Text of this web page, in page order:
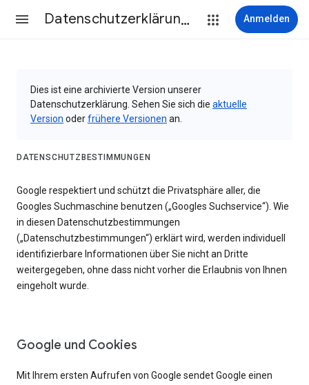
Datenschutzerklärung & Nutzungsbedingungen Anmelden
Dies ist eine archivierte Version unserer
Datenschutzerklärung. Sehen Sie sich die aktuelle
Version oderfrühere Versionen an.
DATENSCHUTZBESTIMMUNGEN
Google respektiert und schützt die Privatsphäre aller, die
Googles Suchmaschine benutzen („Googles Suchservice“). Wie
in diesen Datenschutzbestimmungen
(„Datenschutzbestimmungen“) erklärt wird, werden individuell
identifizierbare Informationen über Sie nicht an Dritte
weitergegeben, ohne dass nicht vorher die Erlaubnis von Ihnen
eingeholt wurde.
Google und Cookies
Mit Ihrem ersten Aufrufen von Google sendet Google einen